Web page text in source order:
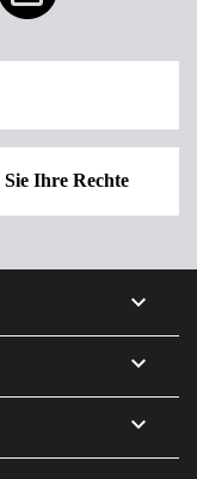
Ihre Rechte


